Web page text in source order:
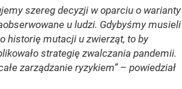
szereg decyzji w oparciu o warianty
u ludzi. Gdybyśmy musieli
historię mutacji u zwierząt, to by
strategię zwalczania pandemii.
zarządzanie ryzykiem” – powiedział